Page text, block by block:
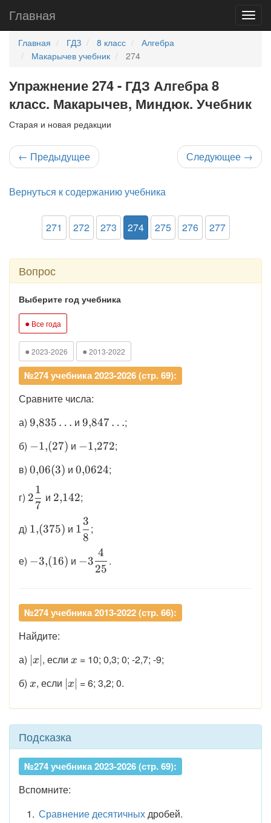
Главная
Главная ГДЗ 8 класс
Алгебра
Макарычев учебник
274
Упражнение 274 - ГДЗ Алгебра 8
класс. Макарычев, Миндюк. Учебник
Старая и новая редакции
← Предыдущее Следующее →
Вернуться к содержанию учебника
271 272 273 274 275 276 277
Вопрос
Выберите год учебника
● Все года
● 2023-2026 ● 2013-2022
№274 учебника 2023-2026 (стр. 69):
Сравните числа:
а) \displaystyle
9,835 … и\displaystyle
9,847…;
б) \displaystyle
−1,(27) и \displaystyle
−1,272;
в) \displaystyle
0{,}06(3)
0,06(3) и \displaystyle
0,0624;
г) \displaystyle
2\dfrac{1}
2
7
1
и \displaystyle
2{,}142
2,142;
д) \displaystyle
1{,}(375)
1,(375) и \displaystyle
1\dfrac{3}
1
8
3
;
е)
\displaystyle
-3{,}(16)
−3,(16) и
\displaystyle
-3\dfrac{4}
−3
25
4
.
№274 учебника 2013-2022 (стр. 66):
Найдите:
а) \displaystyle
x , если \displaystyle
x = 10; 0,3; 0; -2,7; -9;
б) \displaystyle
x, если \displaystyle
x = 6; 3,2; 0.
Подсказка
№274 учебника 2023-2026 (стр. 69):
Вспомните:
Сравнение десятичныхдробей.